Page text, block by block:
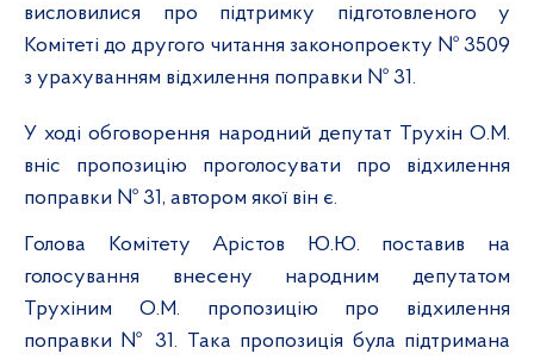
висловилися про підтримку підготовленого у
Комітеті до другого читання законопроекту № 3509
з урахуванням відхилення поправки № 31.
У ході обговорення народний депутат Трухін О.М.
вніс пропозицію проголосувати про відхилення
поправки № 31, автором якої він є.
Голова Комітету Арістов Ю.Ю. поставив на
голосування внесену народним депутатом
Трухіним О.М. пропозицію про відхилення
поправки № 31. Така пропозиція була підтримана